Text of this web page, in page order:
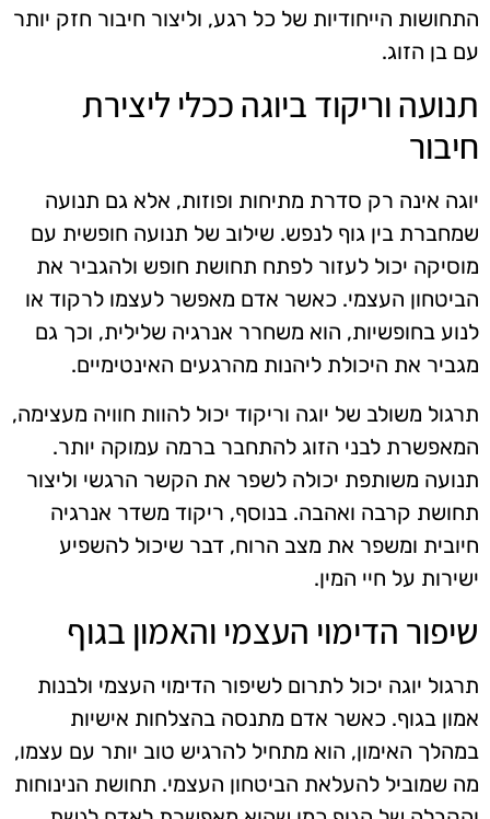
התחושות הייחודיות של כל רגע, וליצור חיבור חזק יותר
עם בן הזוג.
תנועה וריקוד ביוגה ככלי ליצירת
חיבור
יוגה אינה רק סדרת מתיחות ופוזות, אלא גם תנועה
שמחברת בין גוף לנפש. שילוב של תנועה חופשית עם
מוסיקה יכול לעזור לפתח תחושת חופש ולהגביר את
הביטחון העצמי. כאשר אדם מאפשר לעצמו לרקוד או
לנוע בחופשיות, הוא משחרר אנרגיה שלילית, וכך גם
מגביר את היכולת ליהנות מהרגעים האינטימיים.
תרגול משולב של יוגה וריקוד יכול להוות חוויה מעצימה,
המאפשרת לבני הזוג להתחבר ברמה עמוקה יותר.
תנועה משותפת יכולה לשפר את הקשר הרגשי וליצור
תחושת קרבה ואהבה. בנוסף, ריקוד משדר אנרגיה
חיובית ומשפר את מצב הרוח, דבר שיכול להשפיע
ישירות על חיי המין.
שיפור הדימוי העצמי והאמון בגוף
תרגול יוגה יכול לתרום לשיפור הדימוי העצמי ולבנות
אמון בגוף. כאשר אדם מתנסה בהצלחות אישיות
במהלך האימון, הוא מתחיל להרגיש טוב יותר עם עצמו,
מה שמוביל להעלאת הביטחון העצמי. תחושת הנינוחות